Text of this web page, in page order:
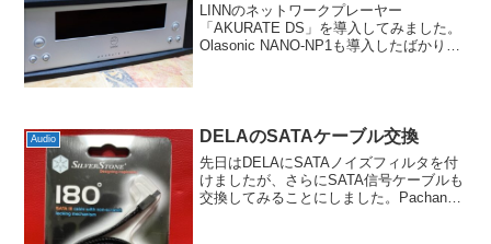
LINNのネットワークプレーヤー
「AKURATE DS」を導入してみました。
Olasonic NANO-NP1も導入したばかりで
Audio DELAのSATAケーブル交換
先日はDELAにSATAノイズフィルタを付
けましたが、さらにSATA信号ケーブルも
交換してみることにしました。Pachanko